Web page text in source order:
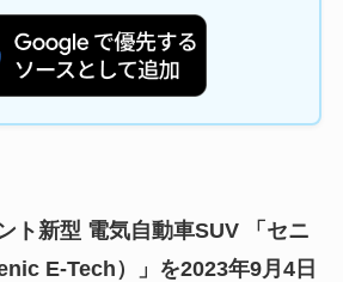
ト新型 電気自動車SUV 「セニ
E-Tech）」を2023年9月4日